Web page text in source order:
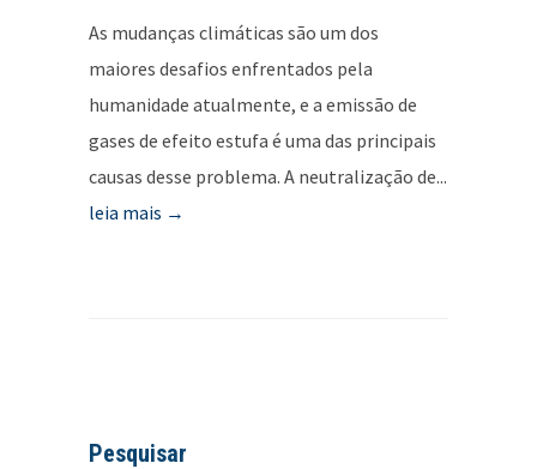
As mudanças climáticas são um dos
maiores desafios enfrentados pela
humanidade atualmente, e a emissão de
gases de efeito estufa é uma das principais
causas desse problema. A neutralização de...
leia mais →
Pesquisar